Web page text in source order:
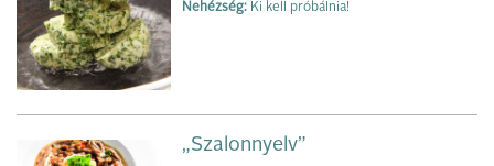
Nehézség: Ki kell próbálnia!
„Szalonnyelv”